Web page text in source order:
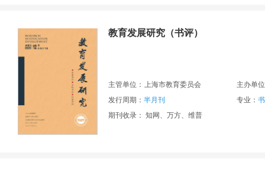
教育发展研究（书评）
主管单位： 上海市教育委员会
主办单
发行周期： 半月刊 专业：
期刊收录： 知网、万方、维普